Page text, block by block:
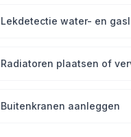
Lekdetectie water- en
Radiatoren plaatsen of
Buitenkranen aanleggen